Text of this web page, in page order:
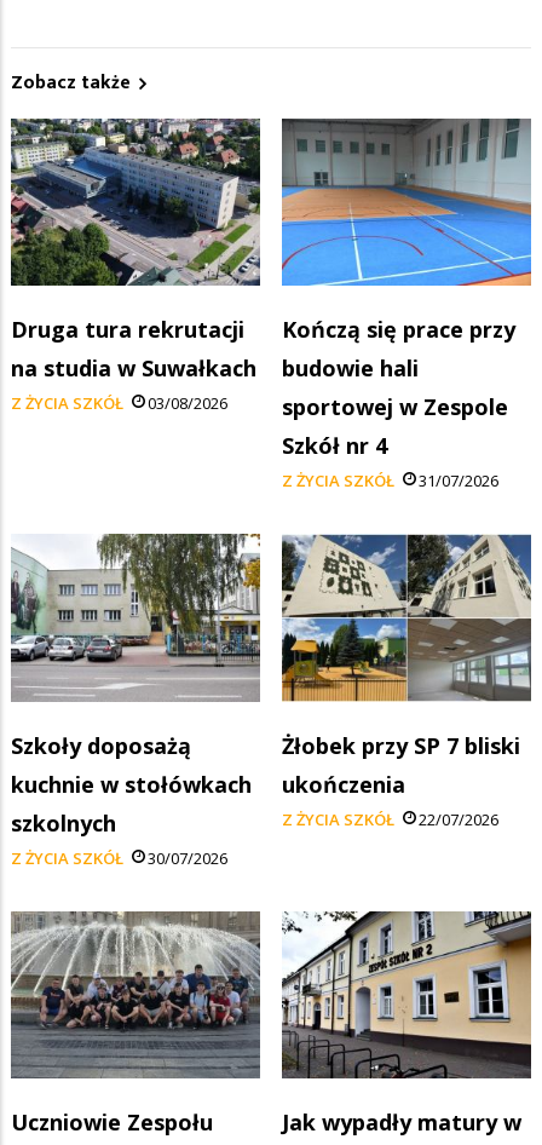
Zobacz także
Druga tura rekrutacji
na studia w Suwałkach
Z ŻYCIA SZKÓŁ 03/08/2026
Kończą się prace przy
budowie hali
sportowej w Zespole
Szkół nr 4
Z ŻYCIA SZKÓŁ 31/07/2026
Szkoły doposażą
kuchnie w stołówkach
szkolnych
Z ŻYCIA SZKÓŁ 30/07/2026
Żłobek przy SP 7 bliski
ukończenia
Z ŻYCIA SZKÓŁ 22/07/2026
Uczniowie Zespołu
Jak wypadły matury w